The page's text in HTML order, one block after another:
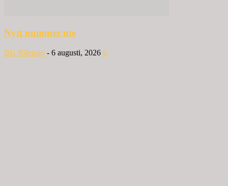
Nytt nummer ute
BG Nilensjö - 6 augusti, 2026 0